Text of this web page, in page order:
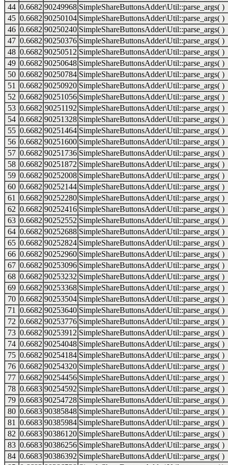
44 0.6682 90249968 SimpleShareButtonsAdder\Util::parse_args( )
45 0.6682 90250104 SimpleShareButtonsAdder\Util::parse_args( )
46 0.6682 90250240 SimpleShareButtonsAdder\Util::parse_args( )
47 0.6682 90250376 SimpleShareButtonsAdder\Util::parse_args( )
48 0.6682 90250512 SimpleShareButtonsAdder\Util::parse_args( )
49 0.6682 90250648 SimpleShareButtonsAdder\Util::parse_args( )
50 0.6682 90250784 SimpleShareButtonsAdder\Util::parse_args( )
51
0.6682 90250920 SimpleShareButtonsAdder\Util::parse_args( )
52 0.6682 90251056 SimpleShareButtonsAdder\Util::parse_args( )
53 0.6682 90251192 SimpleShareButtonsAdder\Util::parse_args( )
54 0.6682 90251328 SimpleShareButtonsAdder\Util::parse_args( )
55 0.6682 90251464 SimpleShareButtonsAdder\Util::parse_args( )
56 0.6682 90251600 SimpleShareButtonsAdder\Util::parse_args( )
57 0.6682 90251736 SimpleShareButtonsAdder\Util::parse_args( )
58 0.6682 90251872 SimpleShareButtonsAdder\Util::parse_args( )
59 0.6682 90252008 SimpleShareButtonsAdder\Util::parse_args( )
60 0.6682 90252144 SimpleShareButtonsAdder\Util::parse_args( )
61
0.6682 90252280 SimpleShareButtonsAdder\Util::parse_args( )
62 0.6682 90252416 SimpleShareButtonsAdder\Util::parse_args( )
63 0.6682 90252552 SimpleShareButtonsAdder\Util::parse_args( )
64 0.6682 90252688 SimpleShareButtonsAdder\Util::parse_args( )
65 0.6682 90252824 SimpleShareButtonsAdder\Util::parse_args( )
66 0.6682 90252960 SimpleShareButtonsAdder\Util::parse_args( )
67 0.6682 90253096 SimpleShareButtonsAdder\Util::parse_args( )
68 0.6682 90253232 SimpleShareButtonsAdder\Util::parse_args( )
69 0.6682 90253368 SimpleShareButtonsAdder\Util::parse_args( )
70 0.6682 90253504 SimpleShareButtonsAdder\Util::parse_args( )
71
0.6682 90253640 SimpleShareButtonsAdder\Util::parse_args( )
72 0.6682 90253776 SimpleShareButtonsAdder\Util::parse_args( )
73 0.6682 90253912 SimpleShareButtonsAdder\Util::parse_args( )
74 0.6682 90254048 SimpleShareButtonsAdder\Util::parse_args( )
75 0.6682 90254184 SimpleShareButtonsAdder\Util::parse_args( )
76 0.6682 90254320 SimpleShareButtonsAdder\Util::parse_args( )
77 0.6682 90254456 SimpleShareButtonsAdder\Util::parse_args( )
78 0.6683 90254592 SimpleShareButtonsAdder\Util::parse_args( )
79 0.6683 90254728 SimpleShareButtonsAdder\Util::parse_args( )
80 0.6683 90385848 SimpleShareButtonsAdder\Util::parse_args( )
81
0.6683 90385984 SimpleShareButtonsAdder\Util::parse_args( )
82 0.6683 90386120 SimpleShareButtonsAdder\Util::parse_args( )
83 0.6683 90386256 SimpleShareButtonsAdder\Util::parse_args( )
84 0.6683 90386392 SimpleShareButtonsAdder\Util::parse_args( )